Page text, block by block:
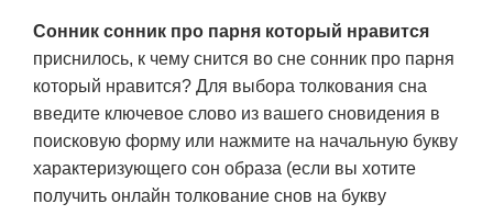
Сонник сонник про парня который нравится
приснилось, к чему снится во сне сонник про парня
который нравится? Для выбора толкования сна
введите ключевое слово из вашего сновидения в
поисковую форму или нажмите на начальную букву
характеризующего сон образа (если вы хотите
получить онлайн толкование снов на букву